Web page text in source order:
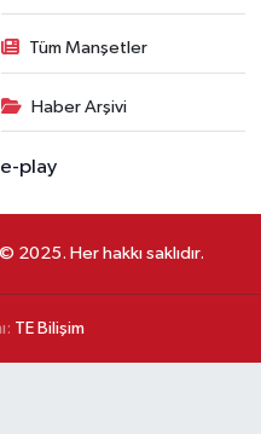
Tüm Manşetler
Haber Arşivi
2025. Her hakkı saklıdır.
TE Bilişim